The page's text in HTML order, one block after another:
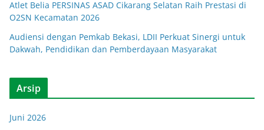
Atlet Belia PERSINAS ASAD Cikarang Selatan Raih Prestasi di
O2SN Kecamatan 2026
Audiensi dengan Pemkab Bekasi, LDII Perkuat Sinergi untuk
Dakwah, Pendidikan dan Pemberdayaan Masyarakat
Arsip
Juni 2026